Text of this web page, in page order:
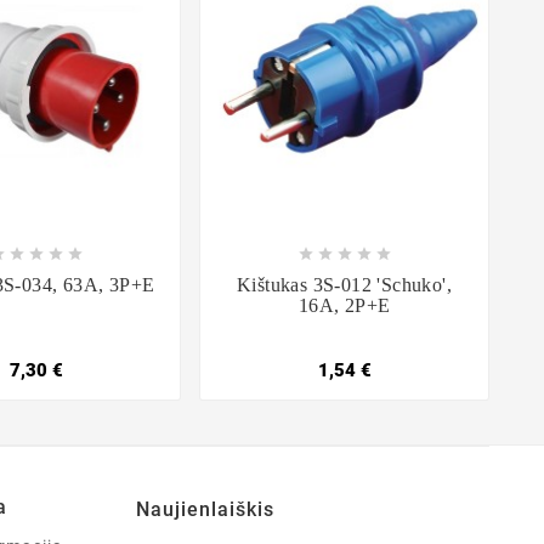
   
034, 63A, 3P+E
7,30 €
    
Kištukas 3S-012 'schuko',
16A, 2P+E
1,54 €
Naujienlaiškis